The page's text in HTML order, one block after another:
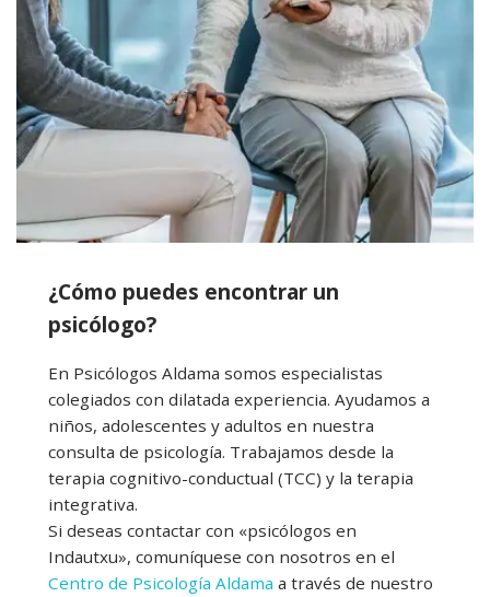
¿Cómo puedes encontrar un
psicólogo?
En Psicólogos Aldama somos especialistas
colegiados con dilatada experiencia. Ayudamos a
niños, adolescentes y adultos en nuestra
consulta de psicología. Trabajamos desde la
terapia cognitivo-conductual (TCC) y la terapia
integrativa.
Si deseas contactar con «psicólogos en
Indautxu», comuníquese con nosotros en el
Centro de Psicología Aldama a través de nuestro